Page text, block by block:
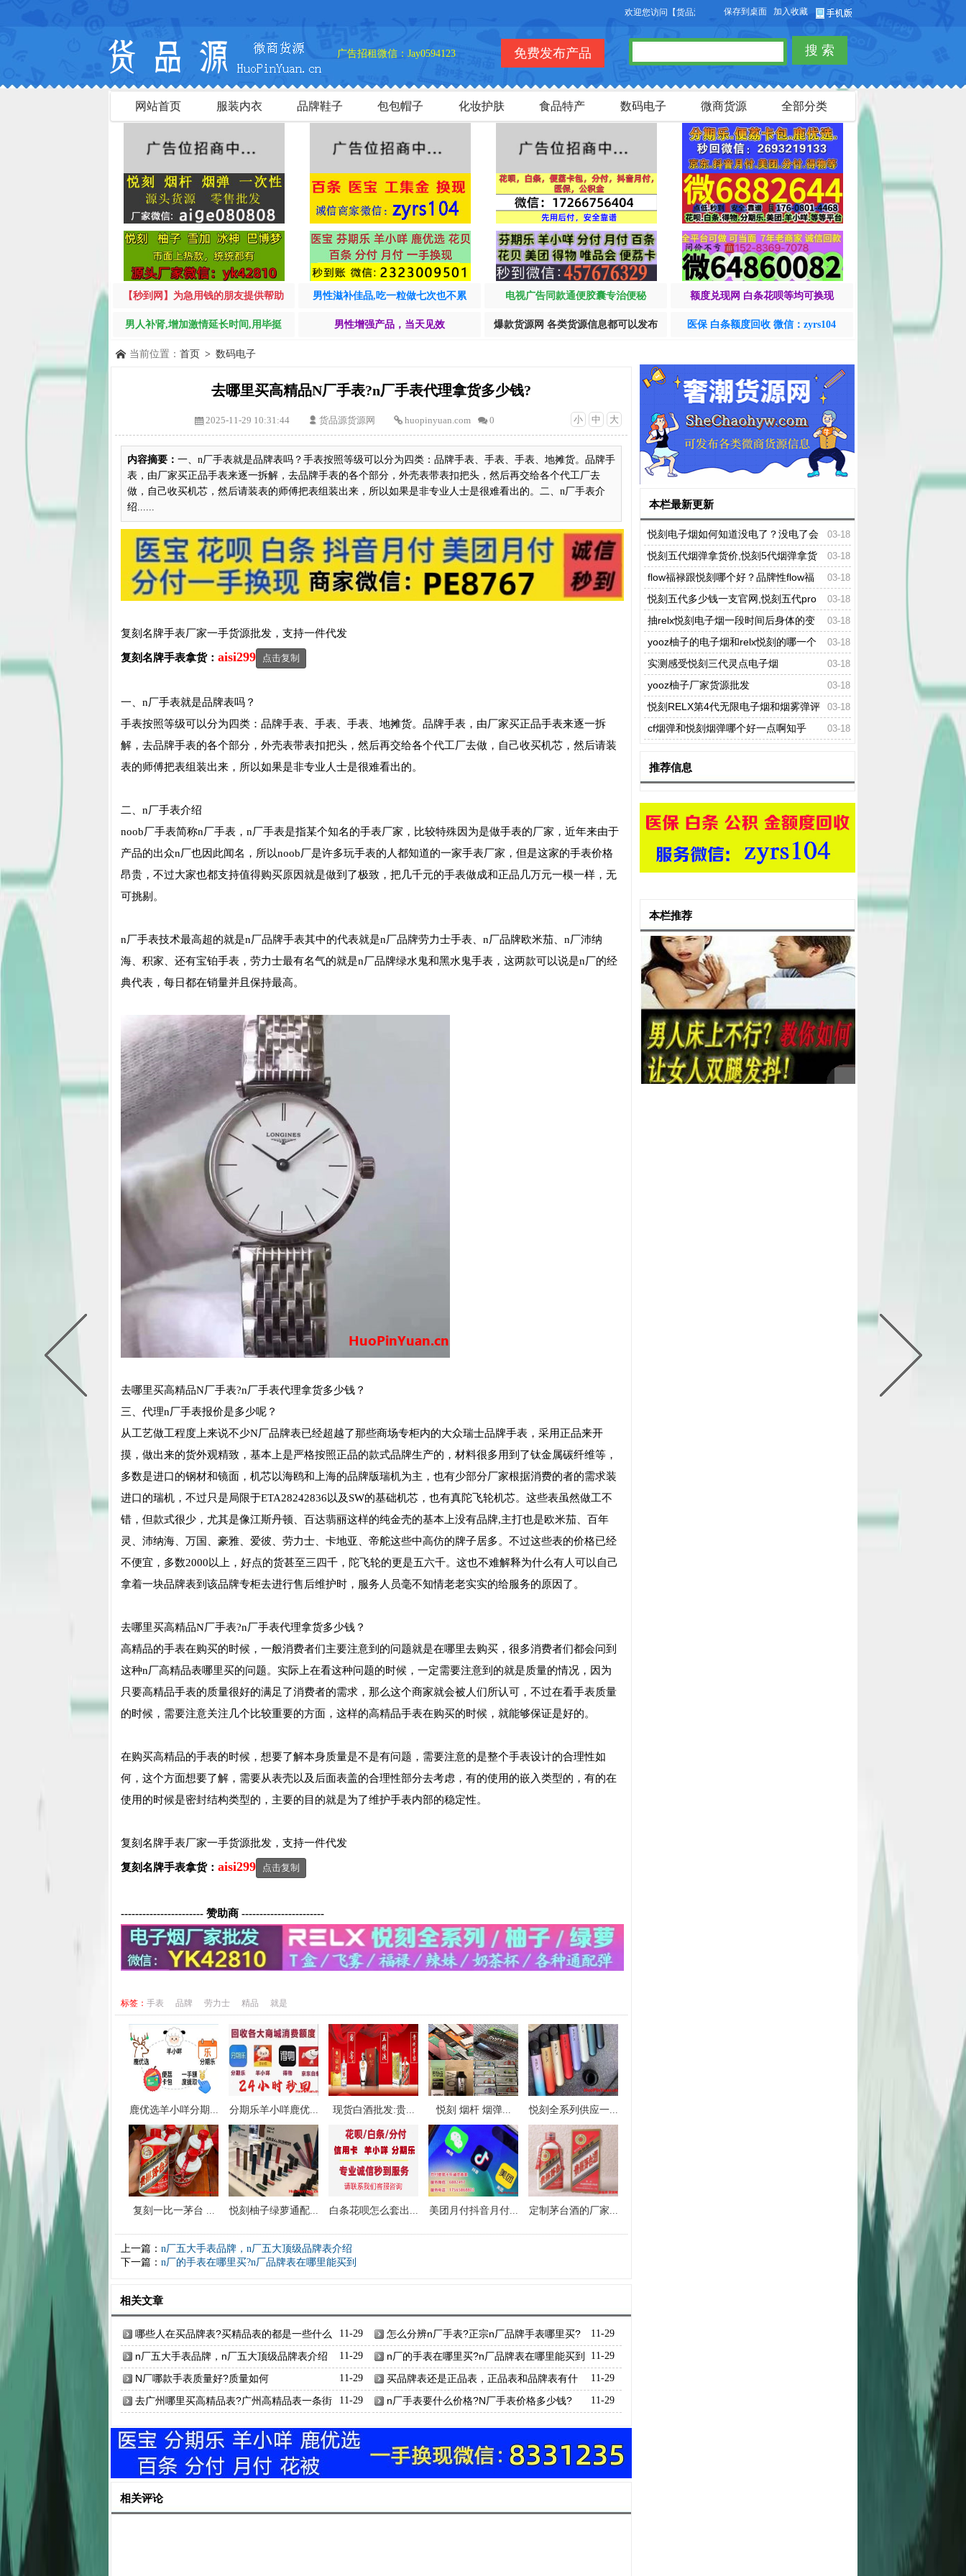
欢迎您访问【货品源】微商货源网站，本站可以免费发布微商货源信息，免费发布供求信息，也
保存到桌面 加入收藏
广告招租微信：Jay0594123 搜 索
免费发布产品
网站首页 服装内衣 品牌鞋子 包包帽子 化妆护肤 食品特产 数码电子 微商货源 全部分类
【秒到网】为急用钱的朋友提供帮助 男性滋补佳品,吃一粒做七次也不累 电视广告同款通便胶囊专治便秘 额度兑现网 白条花呗等均可换现
男人补肾,增加激情延长时间,用毕挺 男性增强产品，当天见效 爆款货源网 各类货源信息都可以发布 医保 白条额度回收 微信：zyrs104
当前位置： 首页 > 数码电子
去哪里买高精品N厂手表?n厂手表代理拿货多少钱?
小 中 大
2025-11-29 10:31:44 货品源货源网 huopinyuan.com 0
内容摘要： 一、n厂手表就是品牌表吗？手表按照等级可以分为四类：品牌手表、手表、手表、地摊货。品牌手
表，由厂家买正品手表来逐一拆解，去品牌手表的各个部分，外壳表带表扣把头，然后再交给各个代工厂去
做，自己收买机芯，然后请装表的师傅把表组装出来，所以如果是非专业人士是很难看出的。二、n厂手表介
绍......
复刻名牌手表厂家一手货源批发，支持一件代发
复刻名牌手表拿货： aisi299 点击复制
一、n厂手表就是品牌表吗？
手表按照等级可以分为四类：品牌手表、手表、手表、地摊货。品牌手表，由厂家买正品手表来逐一拆
解，去品牌手表的各个部分，外壳表带表扣把头，然后再交给各个代工厂去做，自己收买机芯，然后请装
表的师傅把表组装出来，所以如果是非专业人士是很难看出的。
二、n厂手表介绍
noob厂手表简称n厂手表，n厂手表是指某个知名的手表厂家，比较特殊因为是做手表的厂家，近年来由于
产品的出众n厂也因此闻名，所以noob厂是许多玩手表的人都知道的一家手表厂家，但是这家的手表价格
昂贵，不过大家也都支持值得购买原因就是做到了极致，把几千元的手表做成和正品几万元一模一样，无
可挑剔。
n厂手表技术最高超的就是n厂品牌手表其中的代表就是n厂品牌劳力士手表、n厂品牌欧米茄、n厂沛纳
海、积家、还有宝铂手表，劳力士最有名气的就是n厂品牌绿水鬼和黑水鬼手表，这两款可以说是n厂的经
典代表，每日都在销量并且保持最高。
去哪里买高精品N厂手表?n厂手表代理拿货多少钱？
三、代理n厂手表报价是多少呢？
从工艺做工程度上来说不少N厂品牌表已经超越了那些商场专柜内的大众瑞士品牌手表，采用正品来开
摸，做出来的货外观精致，基本上是严格按照正品的款式品牌生产的，材料很多用到了钛金属碳纤维等，
多数是进口的钢材和镜面，机芯以海鸥和上海的品牌版瑞机为主，也有少部分厂家根据消费的者的需求装
进口的瑞机，不过只是局限于ETA28242836以及SW的基础机芯，也有真陀飞轮机芯。这些表虽然做工不
错，但款式很少，尤其是像江斯丹顿、百达翡丽这样的纯金壳的基本上没有品牌,主打也是欧米茄、百年
灵、沛纳海、万国、豪雅、爱彼、劳力士、卡地亚、帝舵这些中高仿的牌子居多。不过这些表的价格已经
不便宜，多数2000以上，好点的货甚至三四千，陀飞轮的更是五六千。这也不难解释为什么有人可以自己
拿着一块品牌表到该品牌专柜去进行售后维护时，服务人员毫不知情老老实实的给服务的原因了。
去哪里买高精品N厂手表?n厂手表代理拿货多少钱？
高精品的手表在购买的时候，一般消费者们主要注意到的问题就是在哪里去购买，很多消费者们都会问到
这种n厂高精品表哪里买的问题。实际上在看这种问题的时候，一定需要注意到的就是质量的情况，因为
只要高精品手表的质量很好的满足了消费者的需求，那么这个商家就会被人们所认可，不过在看手表质量
的时候，需要注意关注几个比较重要的方面，这样的高精品手表在购买的时候，就能够保证是好的。
在购买高精品的手表的时候，想要了解本身质量是不是有问题，需要注意的是整个手表设计的合理性如
何，这个方面想要了解，需要从表壳以及后面表盖的合理性部分去考虑，有的使用的嵌入类型的，有的在
使用的时候是密封结构类型的，主要的目的就是为了维护手表内部的稳定性。
复刻名牌手表厂家一手货源批发，支持一件代发
复刻名牌手表拿货： aisi299 点击复制
----------------------- 赞助商 -----------------------
标签： 手表 品牌 劳力士 精品 就是
鹿优选羊小咩分期... 分期乐羊小咩鹿优... 现货白酒批发:贵... 悦刻 烟杆 烟弹... 悦刻全系列供应一...
复刻一比一茅台 ... 悦刻柚子绿萝通配... 白条花呗怎么套出... 美团月付抖音月付... 定制茅台酒的厂家...
上一篇： n厂五大手表品牌，n厂五大顶级品牌表介绍
下一篇： n厂的手表在哪里买?n厂品牌表在哪里能买到
相关文章
11-29
哪些人在买品牌表?买精品表的都是一些什么
人
11-29
怎么分辨n厂手表?正宗n厂品牌手表哪里买?
11-29
n厂五大手表品牌，n厂五大顶级品牌表介绍 11-29
n厂的手表在哪里买?n厂品牌表在哪里能买到
11-29
N厂哪款手表质量好?质量如何 11-29
买品牌表还是正品表，正品表和品牌表有什
么区别
11-29
去广州哪里买高精品表?广州高精品表一条街 11-29
n厂手表要什么价格?N厂手表价格多少钱?
相关评论
本栏最新更新
03-18
悦刻电子烟如何知道没电了？没电了会
怎么显示？ 03-18
悦刻五代烟弹拿货价,悦刻5代烟弹拿货
价 03-18
flow福禄跟悦刻哪个好？品牌性flow福
禄电子烟 03-18
悦刻五代多少钱一支官网,悦刻五代pro
多少钱一支 03-18
抽relx悦刻电子烟一段时间后身体的变
化 03-18
yooz柚子的电子烟和relx悦刻的哪一个
好 03-18
实测感受悦刻三代灵点电子烟
03-18
yooz柚子厂家货源批发
03-18
悦刻RELX第4代无限电子烟和烟雾弹评
估 03-18
cf烟弹和悦刻烟弹哪个好一点啊知乎
推荐信息
本栏推荐